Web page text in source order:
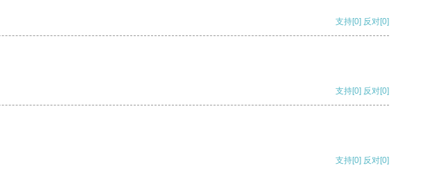
支持[0] 反对[0]
支持[0] 反对[0]
支持[0] 反对[0]